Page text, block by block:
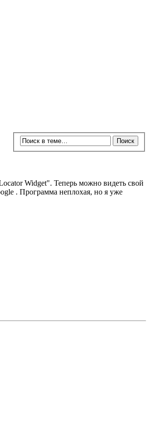
Widget". Теперь можно видеть свой
. Программа неплохая, но я уже